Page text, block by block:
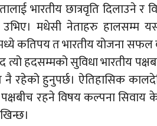
भारतीय छात्रवृति दिलाउने
उभिए। मधेसी नेताहरु हालसम्म
कतिपय त भारतीय योजना सफल
त्यो हदसम्मको सुविधा भारतीय
रहेको हुनुपर्छ। ऐतिहासिक
रहने विषय कल्पना सिवाय